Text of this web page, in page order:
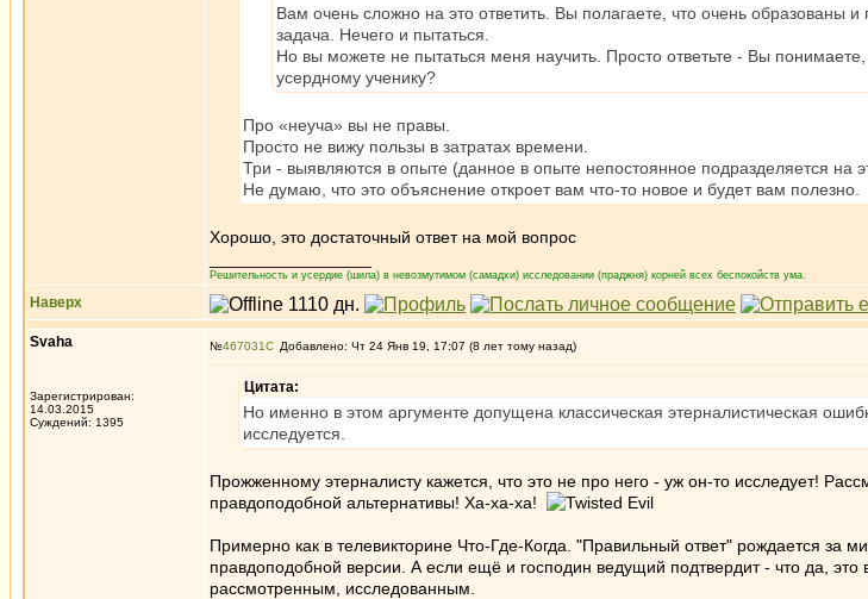
Вам очень сложно на это ответить. Вы полагаете, что очень образованы
задача. Нечего и пытаться.
Но вы можете не пытаться меня научить. Просто ответьте - Вы
усердному ученику?
Про «неуча» вы не правы.
Просто не вижу пользы в затратах времени.
Три - выявляются в опыте (данное в опыте непостоянное подразделяется на
Не думаю, что это объяснение откроет вам что-то новое и будет вам полезно.
Хорошо, это достаточный ответ на мой вопрос
Решительность и усердие (шила) в невозмутимом (самадхи) исследовании (праджня) корней всех беспокойств ума.
Наверх
Svaha
Зарегистрирован:
14.03.2015
Суждений: 1395
№467031 Добавлено: Чт 24 Янв 19, 17:07 (8 лет тому назад)
Цитата:
Но именно в этом аргументе допущена классическая этерналистическая
исследуется.
Прожженному этерналисту кажется, что это не про него - уж он-то исследует!
правдоподобной альтернативы! Ха-ха-ха!
Примерно как в телевикторине Что-Где-Когда. "Правильный ответ" рождается за
правдоподобной версии. А если ещё и господин ведущий подтвердит - что да, это
рассмотренным, исследованным.